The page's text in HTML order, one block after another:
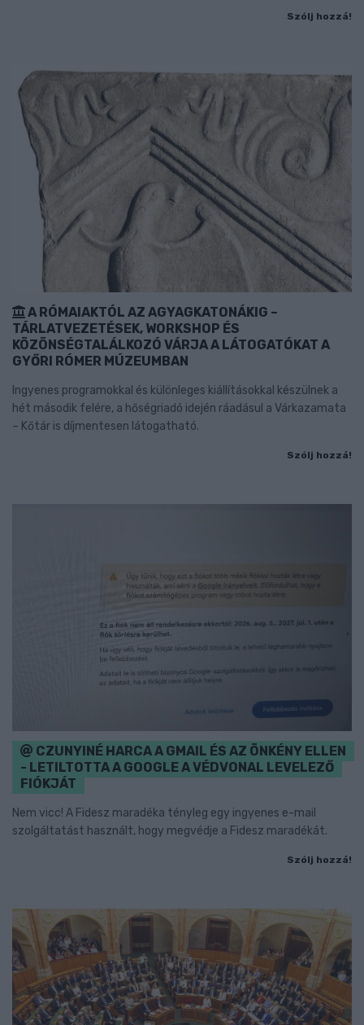
Szólj hozzá!
A RÓMAIAKTÓL AZ AGYAGKATONÁKIG –
TÁRLATVEZETÉSEK, WORKSHOP ÉS
KÖZÖNSÉGTALÁLKOZÓ VÁRJA A LÁTOGATÓKAT A
GYŐRI RÓMER MÚZEUMBAN
Ingyenes programokkal és különleges kiállításokkal készülnek a
hét második felére, a hőségriadó idején ráadásul a Várkazamata
– Kőtár is díjmentesen látogatható.
Szólj hozzá!
CZUNYINÉ HARCA A GMAIL ÉS AZ ÖNKÉNY ELLEN
- LETILTOTTA A GOOGLE A VÉDVONAL LEVELEZŐ
FIÓKJÁT
Nem vicc! A Fidesz maradéka tényleg egy ingyenes e-mail
szolgáltatást használt, hogy megvédje a Fidesz maradékát.
Szólj hozzá!